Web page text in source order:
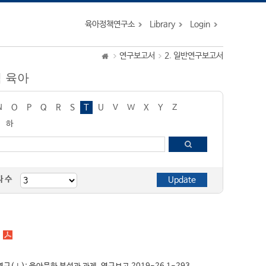
육아정책연구소 Library Login
연구보고서 2. 일반연구보고서
육아
O P Q R S T U V W X Y
Z
하
수